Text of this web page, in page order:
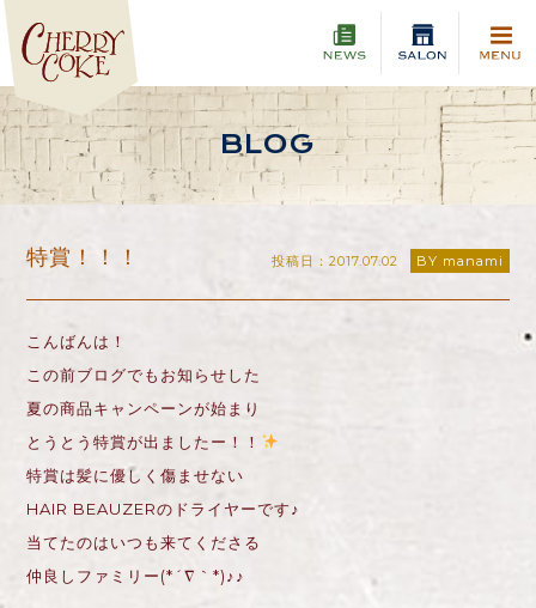
BLOG
特賞！！！ 投稿日：2017.07.02 BY manami
こんばんは！
この前ブログでもお知らせした
夏の商品キャンペーンが始まり
とうとう特賞が出ましたー！！
特賞は髪に優しく傷ませない
HAIR BEAUZERのドライヤーです♪
当てたのはいつも来てくださる
仲良しファミリー(*´∇｀*)♪♪